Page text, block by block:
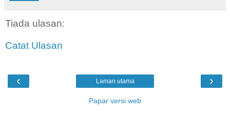
Tiada ulasan:
Catat Ulasan
‹ ›
Laman utama
Papar versi web